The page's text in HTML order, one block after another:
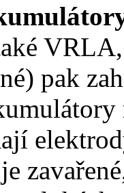
pak